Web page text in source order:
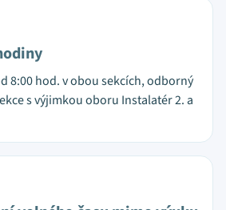
8:00 hod. v obou sekcích, odborný
s výjimkou oboru Instalatér 2. a